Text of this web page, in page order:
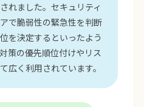
れました。セキュリティ
で脆弱性の緊急性を判断
を決定するといったよう
策の優先順位付けやリス
広く利用されています。